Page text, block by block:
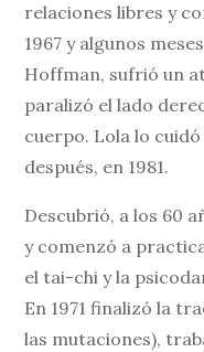
relaciones libres y
1967 y algunos
Hoffman, sufrió un
paralizó el lado
cuerpo. Lola lo
después, en 1981.
Descubrió, a los 60
y comenzó a
el tai-chi y la
En 1971 finalizó la
las mutaciones),